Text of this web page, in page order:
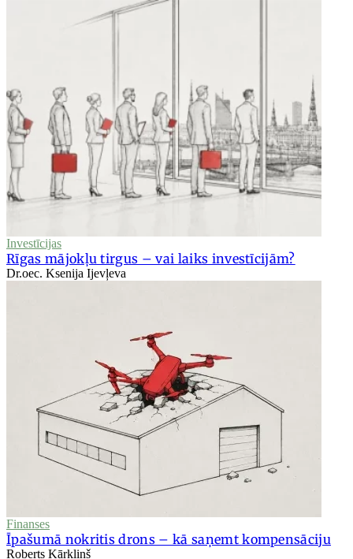
Investīcijas
Rīgas mājokļu tirgus – vai laiks investīcijām?
Dr.oec. Ksenija Ijevļeva
Finanses
Īpašumā nokritis drons – kā saņemt kompensāciju
Roberts Kārkliņš